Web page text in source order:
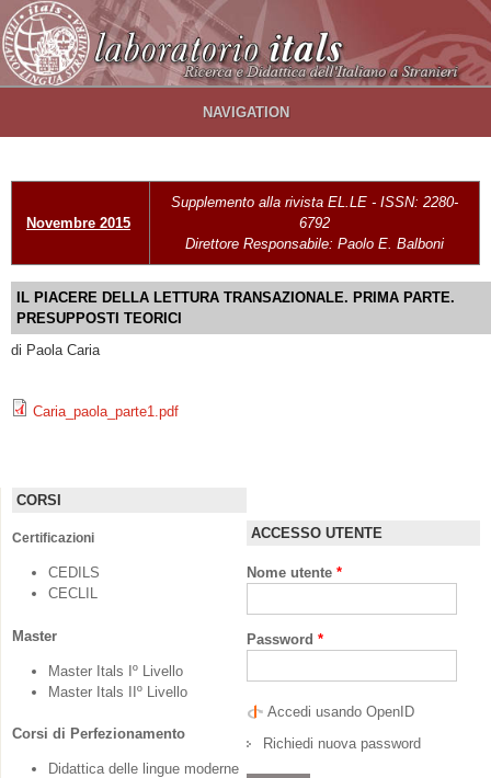
Salta al contenuto principale
NAVIGATION
Novembre 2015
Supplemento alla rivista EL.LE - ISSN: 2280-
6792
Direttore Responsabile: Paolo E. Balboni
IL PIACERE DELLA LETTURA TRANSAZIONALE. PRIMA PARTE.
PRESUPPOSTI TEORICI
di Paola Caria
Caria_paola_parte1.pdf
CORSI
Certificazioni
CEDILS
CECLIL
Master
Master Itals Iº Livello
Master Itals IIº Livello
Corsi di Perfezionamento
Didattica delle lingue moderne
ACCESSO UTENTE
Nome utente *
Password *
Accedi usando OpenID
Richiedi nuova password